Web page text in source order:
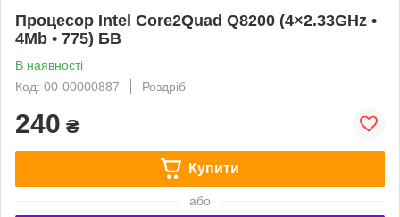
Процесор Intel Core2Quad Q8200 (4×2.33GHz •
4Mb • 775) БВ
В наявності
Код: 00-00000887
Роздріб
240 ₴
Купити
або